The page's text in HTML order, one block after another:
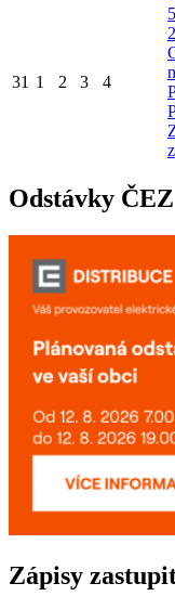
31 1 2 3 4
5
2
Odstávky ČEZ
Zápisy